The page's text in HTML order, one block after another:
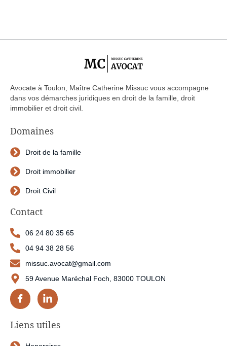
Avocate à Toulon, Maître Catherine Missuc vous accompagne
dans vos démarches juridiques en droit de la famille, droit
immobilier et droit civil.
Liens utiles
Domaines
Droit de la famille
Droit immobilier
Droit Civil
Contact
06 24 80 35 65
04 94 38 28 56
missuc.avocat@gmail.com
59 Avenue Maréchal Foch, 83000 TOULON